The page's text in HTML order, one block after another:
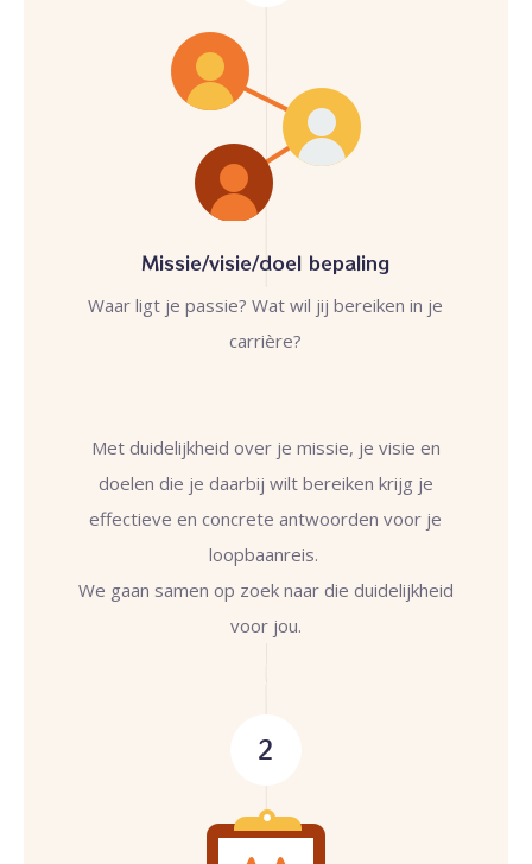
Missie/visie/doel bepaling
Waar ligt je passie? Wat wil jij bereiken in je
carrière?
Met duidelijkheid over je missie, je visie en
doelen die je daarbij wilt bereiken krijg je
effectieve en concrete antwoorden voor je
loopbaanreis.
We gaan samen op zoek naar die duidelijkheid
voor jou.
2